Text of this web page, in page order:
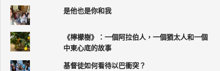
是他也是你和我
《檸檬樹》：一個阿拉伯人，一個猶太人和一個
中東心底的故事
基督徒如何看待以巴衝突？